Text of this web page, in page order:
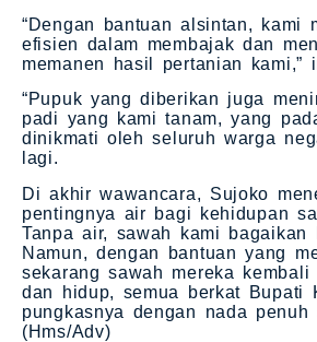
“Dengan bantuan alsintan, kami
efisien dalam membajak dan
memanen hasil pertanian kami,”
“Pupuk yang diberikan juga
padi yang kami tanam, yang
dinikmati oleh seluruh warga
lagi.
Di akhir wawancara, Sujoko
pentingnya air bagi kehidupan
Tanpa air, sawah kami bagaikan
Namun, dengan bantuan yang
sekarang sawah mereka kembali
dan hidup, semua berkat Bupati
pungkasnya dengan nada penuh
(Hms/Adv)